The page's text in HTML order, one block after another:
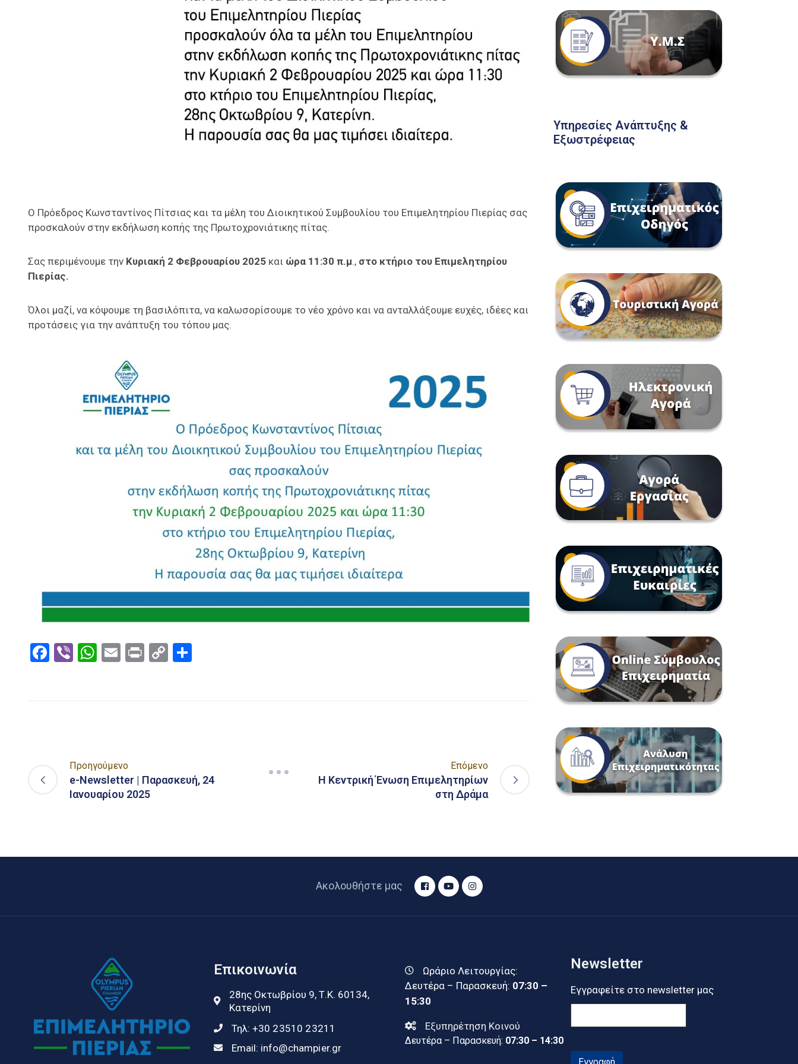
Ο Πρόεδρος Κωνσταντίνος Πίτσιας και τα μέλη του Διοικητικού Συμβουλίου του Επιμελητηρίου Πιερίας σας
προσκαλούν στην εκδήλωση κοπής της Πρωτοχρονιάτικης πίτας.
Σας περιμένουμε την Κυριακή 2 Φεβρουαρίου 2025 και ώρα 11:30 π.μ., στο κτήριο του Επιμελητηρίου
Πιερίας.
Όλοι μαζί, να κόψουμε τη βασιλόπιτα, να καλωσορίσουμε το νέο χρόνο και να ανταλλάξουμε ευχές, ιδέες και
προτάσεις για την ανάπτυξη του τόπου μας.
Facebook
ViberWhatsApp
EmailPrintCopy
Προηγούμενο
e-Newsletter | Παρασκευή, 24
Ιανουαρίου 2025
Επόμενο
Η Κεντρική Ένωση Επιμελητηρίων
στη Δράμα
Υπηρεσίες Ανάπτυξης &
Εξωστρέφειας
Ακολουθήστε μας
Επικοινωνία
28ης Οκτωβρίου 9, Τ.Κ. 60134,
Κατερίνη
Τηλ: +30 23510 23211
Email: info@champier.gr
Ωράριο Λειτουργίας:
Δευτέρα – Παρασκευή: 07:30 –
15:30
Εξυπηρέτηση Κοινού
Δευτέρα – Παρασκευή: 07:30 – 14:30
Newsletter
Εγγραφείτε στο newsletter μας